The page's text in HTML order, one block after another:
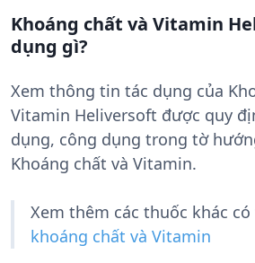
Khoáng chất và Vitamin
dụng gì?
Xem thông tin tác dụng của
Vitamin Heliversoft được quy
dụng, công dụng trong tờ
Khoáng chất và Vitamin.
Xem thêm các thuốc khác
khoáng chất và Vitamin